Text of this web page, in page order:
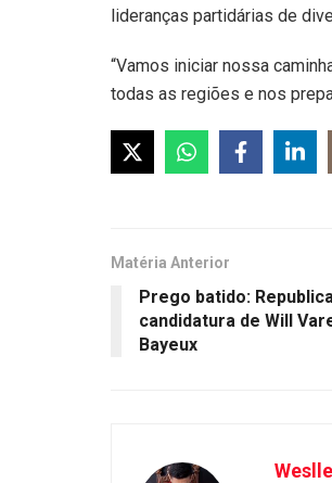
lideranças partidárias de
“Vamos iniciar nossa
todas as regiões e nos
Matéria Anterior
Prego batido:
candidatura de Will
Bayeux